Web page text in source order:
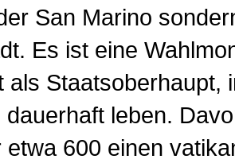
San Marino
Es ist eine
als Staatsoberhaupt,
dauerhaft leben.
etwa 600 einen